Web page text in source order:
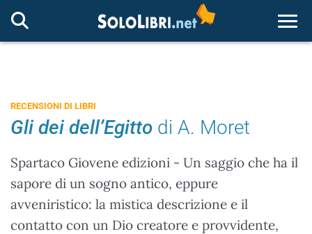
RECENSIONI DI LIBRI
Gli dei dell’Egitto di A. Moret
Spartaco Giovene edizioni - Un saggio che ha il
sapore di un sogno antico, eppure
avveniristico: la mistica descrizione e il
contatto con un Dio creatore e provvidente,